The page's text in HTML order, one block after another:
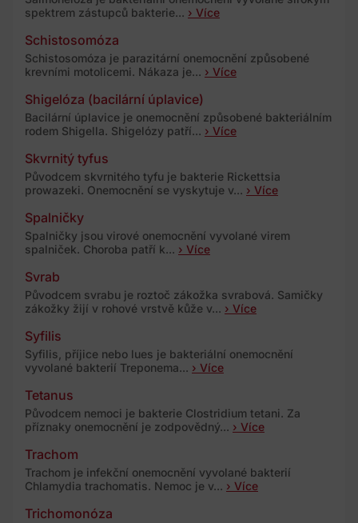
spektrem zástupců bakterie... › Více
Schistosomóza
Schistosomóza je parazitární onemocnění způsobené
krevními motolicemi. Nákaza je... › Více
Shigelóza (bacilární úplavice)
Bacilární úplavice je onemocnění způsobené bakteriálním
rodem Shigella. Shigelózy patří... › Více
Skvrnitý tyfus
Původcem skvrnitého tyfu je bakterie Rickettsia
prowazeki. Onemocnění se vyskytuje v... › Více
Spalničky
Spalničky jsou virové onemocnění vyvolané virem
spalniček. Choroba patří k... › Více
Svrab
Původcem svrabu je roztoč zákožka svrabová. Samičky
zákožky žijí v rohové vrstvě kůže v... › Více
Syfilis
Syfilis, příjice nebo lues je bakteriální onemocnění
vyvolané bakterií Treponema... › Více
Tetanus
Původcem nemoci je bakterie Clostridium tetani. Za
příznaky onemocnění je zodpovědný... › Více
Trachom
Trachom je infekční onemocnění vyvolané bakterií
Chlamydia trachomatis. Nemoc je v... › Více
Trichomonóza